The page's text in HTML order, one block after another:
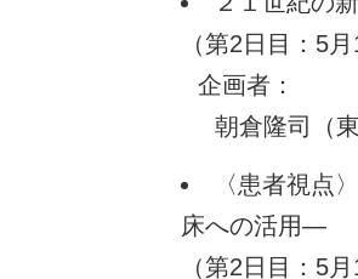
（第2日目：5
企画者：
朝倉隆司（
〈患者視点
床への活用―
（第2日目：5